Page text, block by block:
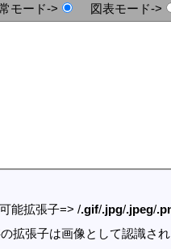
モード-> 図表モード->
能拡張子=> /.gif/.jpg/.jpeg/
拡張子は画像として認識され